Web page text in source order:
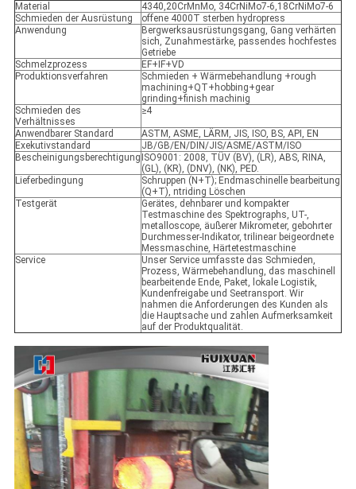
Material
4340,20CrMnMo, 34CrNiMo7-6,18CrNiMo7-6
Schmieden der Ausrüstung
offene 4000T sterben hydropress
Anwendung
Bergwerksausrüstungsgang, Gang verhärten
sich, Zunahmestärke, passendes hochfestes
Getriebe
Schmelzprozess
EF+IF+VD
Produktionsverfahren
Schmieden + Wärmebehandlung +rough
machining+QT+hobbing+gear
grinding+finish machinig
Schmieden des
Verhältnisses
≥4
Anwendbarer Standard
ASTM, ASME, LÄRM, JIS, ISO, BS, API, EN
Exekutivstandard
JB/GB/EN/DIN/JIS/ASME/ASTM/ISO
Bescheinigungsberechtigung ISO9001: 2008, TÜV (BV), (LR), ABS, RINA,
(GL), (KR), (DNV), (NK), PED.
Lieferbedingung
Schruppen (N+T); Endmaschinelle bearbeitung
(Q+T), ntriding Löschen
Testgerät
Gerätes, dehnbarer und kompakter
Testmaschine des Spektrographs, UT-,
metalloscope, äußerer Mikrometer, gebohrter
Durchmesser-Indikator, trilinear beigeordnete
Messmaschine, Härtetestmaschine
Service
Unser Service umfasste das Schmieden,
Prozess, Wärmebehandlung, das maschinell
bearbeitende Ende, Paket, lokale Logistik,
Kundenfreigabe und Seetransport. Wir
nahmen die Anforderungen des Kunden als
die Hauptsache und zahlen Aufmerksamkeit
auf der Produktqualität.